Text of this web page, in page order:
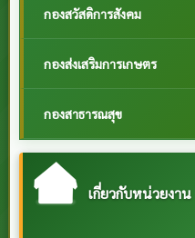
กองสวัสดิการสังคม
กองส่งเสริมการเกษตร
กองสาธารณสุข
เกี่ยวกับหน่วยงาน